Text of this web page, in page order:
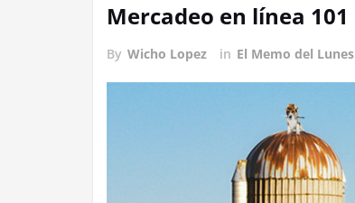
Mercadeo en línea 101
By Wicho Lopez in El Memo del Lunes